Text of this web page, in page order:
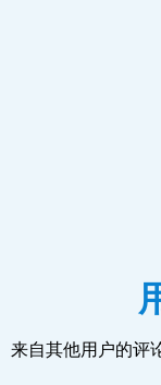
来自其他用户的评